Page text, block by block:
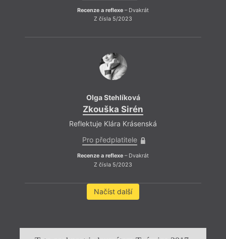
Recenze a reflexe – Dvakrát
Z čísla 5/2023
Olga Stehlíková
Zkouška Sirén
Reflektuje Klára Krásenská
Pro předplatitele
Recenze a reflexe – Dvakrát
Z čísla 5/2023
Načíst další